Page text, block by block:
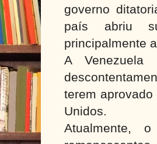
governo
país abriu
principalmente
A
terem
Unidos.
Atualmente,